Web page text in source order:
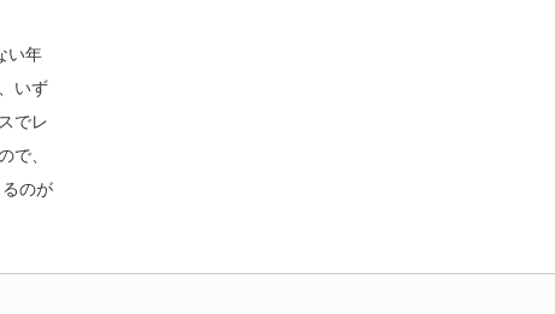
い年
いず
でレ
で、
のが